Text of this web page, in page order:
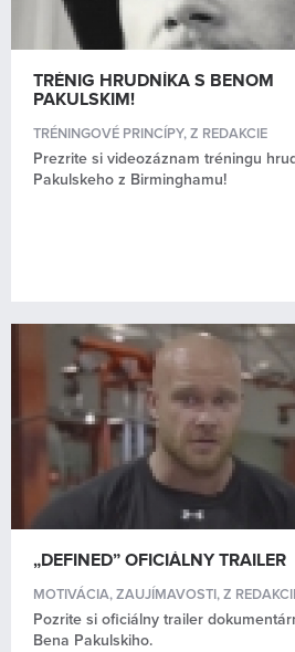
TRÉNIG HRUDNÍKA S BENOM
PAKULSKIM!
TRÉNINGOVÉ PRINCÍPY,Z REDAKCIE
Prezrite si videozáznam tréningu
Pakulskeho z Birminghamu!
„DEFINED” OFICIÁLNY TRAILER
MOTIVÁCIA,ZAUJÍMAVOSTI,Z
Pozrite si oficiálny trailer
Bena Pakulskiho.